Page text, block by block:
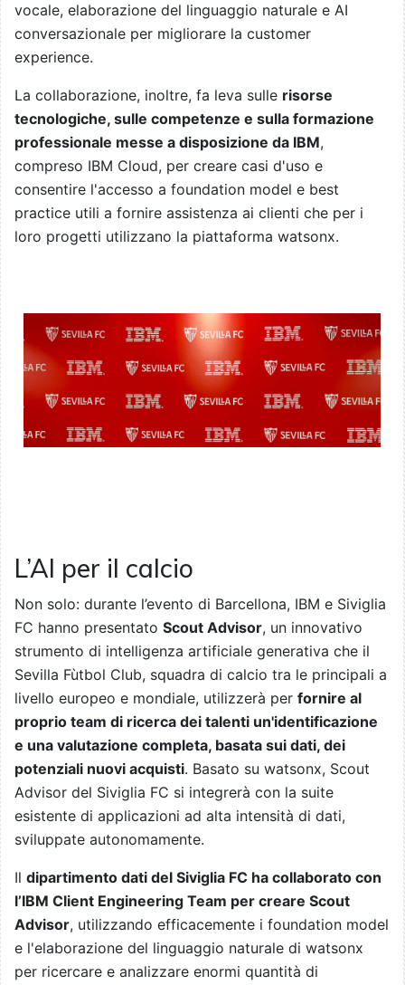
vocale, elaborazione del linguaggio naturale e AI
conversazionale per migliorare la customer
experience.
La collaborazione, inoltre, fa leva sulle risorse
tecnologiche, sulle competenze e sulla formazione
professionale messe a disposizione da IBM,
compreso IBM Cloud, per creare casi d'uso e
consentire l'accesso a foundation model e best
practice utili a fornire assistenza ai clienti che per i
loro progetti utilizzano la piattaforma watsonx.
L’AI per il calcio
Non solo: durante l’evento di Barcellona, IBM e Siviglia
FC hanno presentato Scout Advisor, un innovativo
strumento di intelligenza artificiale generativa che il
Sevilla Fùtbol Club, squadra di calcio tra le principali a
livello europeo e mondiale, utilizzerà per fornire al
proprio team di ricerca dei talenti un'identificazione
e una valutazione completa, basata sui dati, dei
potenziali nuovi acquisti. Basato su watsonx, Scout
Advisor del Siviglia FC si integrerà con la suite
esistente di applicazioni ad alta intensità di dati,
sviluppate autonomamente.
Il dipartimento dati del Siviglia FC ha collaborato con
l’IBM Client Engineering Team per creare Scout
Advisor, utilizzando efficacemente i foundation model
e l'elaborazione del linguaggio naturale di watsonx
per ricercare e analizzare enormi quantità di